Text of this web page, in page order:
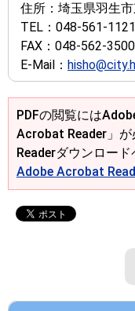
住所： 埼玉県羽生
TEL： 048-561-1121
FAX： 048-562-3500
E-Mail：
PDFの閲覧には
Acrobat Reader」
Readerダウンロード
Adobe Acrobat